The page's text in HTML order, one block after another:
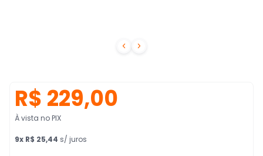
 
R$ 229,00
À vista no PIX
9x R$ 25,44 s/ juros